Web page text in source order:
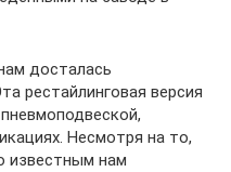
досталась
рестайлинговая версия
Несмотря на то,
известным нам